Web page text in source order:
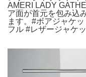
AMERI LADY
ア面が首元を包み込
ます。#ボアジャケ
フル #レザージャケ